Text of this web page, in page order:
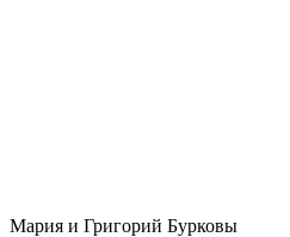
Мария и Григорий Бурковы